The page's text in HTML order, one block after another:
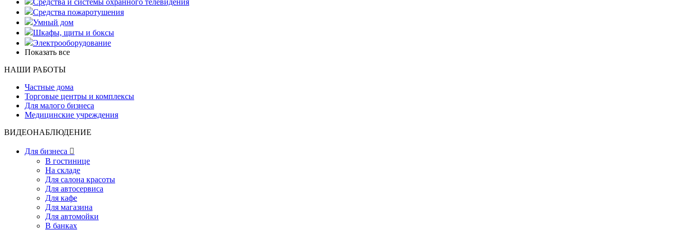
Средства и системы охранного телевидения
Средства пожаротушения
Умный дом
Шкафы, щиты и боксы
Электрооборудование
Показать все
НАШИ РАБОТЫ
Частные дома
Торговые центры и комплексы
Для малого бизнеса
Медицинские учреждения
ВИДЕОНАБЛЮДЕНИЕ
Для бизнеса 
В гостинице
На складе
Для салона красоты
Для автосервиса
Для кафе
Для магазина
Для автомойки
В банках